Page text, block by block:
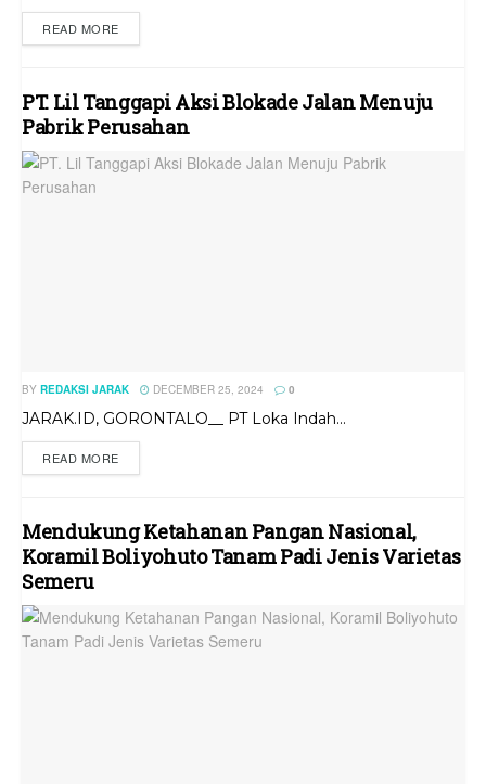
READ MORE
PT. Lil Tanggapi Aksi Blokade Jalan Menuju
Pabrik Perusahan
BY REDAKSI JARAK DECEMBER 25, 2024 0
JARAK.ID, GORONTALO__ PT Loka Indah...
READ MORE
Mendukung Ketahanan Pangan Nasional,
Koramil Boliyohuto Tanam Padi Jenis Varietas
Semeru